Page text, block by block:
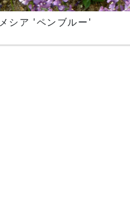
シア 'ペンブルー'